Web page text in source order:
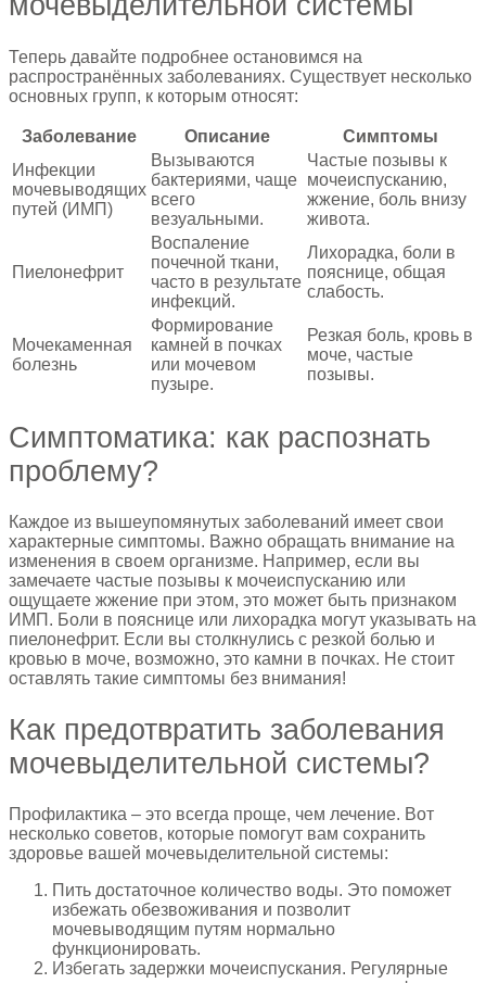
Теперь давайте подробнее остановимся на
распространённых заболеваниях. Существует несколько
основных групп, к которым относят:
Заболевание Описание
Симптомы
Инфекции
мочевыводящих
путей (ИМП)
Вызываются
бактериями, чаще
всего
везуальными.
Частые позывы к
мочеиспусканию,
жжение, боль внизу
живота.
Пиелонефрит
Воспаление
почечной ткани,
часто в результате
инфекций.
Лихорадка, боли в
пояснице, общая
слабость.
Мочекаменная
болезнь
Формирование
камней в почках
или мочевом
пузыре.
Резкая боль, кровь в
моче, частые
позывы.
Симптоматика: как распознать
проблему?
Каждое из вышеупомянутых заболеваний имеет свои
характерные симптомы. Важно обращать внимание на
изменения в своем организме. Например, если вы
замечаете частые позывы к мочеиспусканию или
ощущаете жжение при этом, это может быть признаком
ИМП. Боли в пояснице или лихорадка могут указывать на
пиелонефрит. Если вы столкнулись с резкой болью и
кровью в моче, возможно, это камни в почках. Не стоит
оставлять такие симптомы без внимания!
Как предотвратить заболевания
мочевыделительной системы?
Профилактика – это всегда проще, чем лечение. Вот
несколько советов, которые помогут вам сохранить
здоровье вашей мочевыделительной системы:
Пить достаточное количество воды. Это поможет
избежать обезвоживания и позволит
мочевыводящим путям нормально
функционировать.
Избегать задержки мочеиспускания. Регулярные